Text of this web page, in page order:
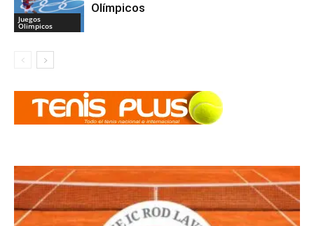
Juegos
Olimpicos
Olímpicos